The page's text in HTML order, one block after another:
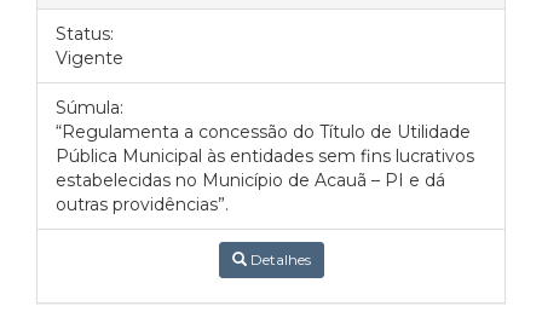
Status:
Vigente
Súmula:
“Regulamenta a concessão do Título de Utilidade
Pública Municipal às entidades sem fins lucrativos
estabelecidas no Município de Acauã – PI e dá
outras providências”.
Detalhes